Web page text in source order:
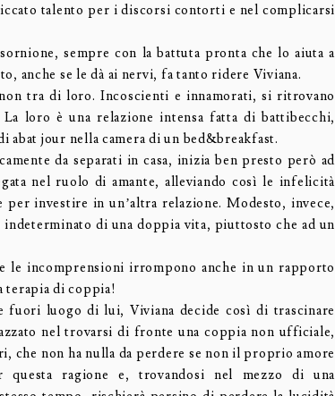
talento per i discorsi contorti e nel complicarsi
sempre con la battuta pronta che lo aiuta a
anche se le dà ai nervi, fa tanto ridere Viviana.
tra di loro. Incoscienti e innamorati, si ritrovano
loro è una relazione intensa fatta di battibecchi,
jour nella camera di un bed&breakfast.
da separati in casa, inizia ben presto però ad
nel ruolo di amante, alleviando così le infelicità
investire in un’altra relazione. Modesto, invece,
di una doppia vita, piuttosto che ad un
le incomprensioni irrompono anche in un rapporto
terapia di coppia!
fuori luogo di lui, Viviana decide così di trascinare
nel trovarsi di fronte una coppia non ufficiale,
che non ha nulla da perdere se non il proprio amore
questa ragione e, trovandosi nel mezzo di una